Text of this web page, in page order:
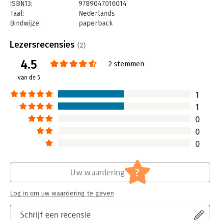
ISBN13:
9789047016014
Taal:
Nederlands
Bindwijze:
paperback
Uitgever:
Business Contact
Verschijningsdatum:
20-1-2023
Hoofdrubriek:
Jongbloed:
Staatsinrichting algemeen
Lezersrecensies (2)
4.5
van de 5
2 stemmen
1
1
0
0
0
Schrijf een recensie
Uw waardering ?
Log in om uw waardering te geven